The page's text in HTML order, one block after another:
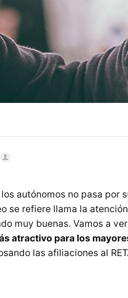
autónomos no pasa por
se refiere llama la
muy buenas. Vamos a
atractivo para los
las afiliaciones al